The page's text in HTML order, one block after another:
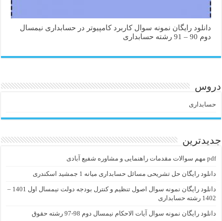
دانلود رایگان نمونه سوال کاربرد کامپیوتر در حسابداری نیمسال
دوم 90 – 91 رشته حسابداری
دروس
حسابداری
جدیدترین
pdf مهم سوالات مقدمات راهنمایی و مشاوره شفیع آبادی
دانلود رایگان حل تشریحی مسائل حسابداری میانه 1 جمشید اسکندری
دانلود رایگان نمونه سوال اصول تنظیم و کنترل بودجه دولت نیمسال اول 1401 –
1402 رشته حسابداری
دانلود رایگان نمونه سوال آیات الاحکام نیمسال دوم 98-97 رشته حقوق